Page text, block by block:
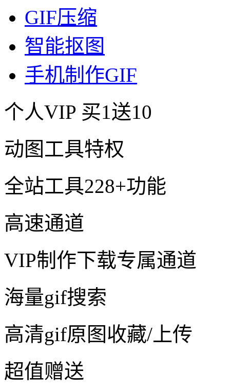
GIF压缩
智能抠图
手机制作GIF
个人VIP 买1送10
动图工具特权
全站工具228+功能
高速通道
VIP制作下载专属通道
海量gif搜索
高清gif原图收藏/上传
超值赠送